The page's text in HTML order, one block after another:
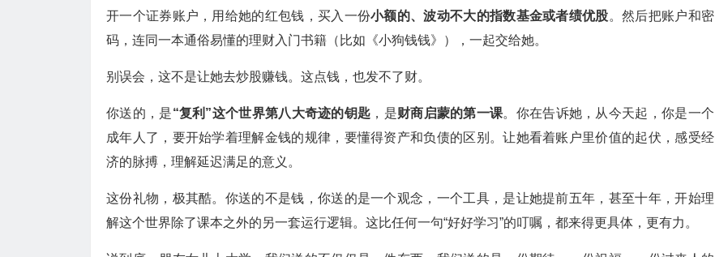
开一个证券账户，用给她的红包钱，买入一份小额的、波动不大的指数基金或者绩优股。然后把账户和密
码，连同一本通俗易懂的理财入门书籍（比如《小狗钱钱》），一起交给她。
别误会，这不是让她去炒股赚钱。这点钱，也发不了财。
你送的，是“复利”这个世界第八大奇迹的钥匙 ，是财商启蒙的第一课。你在告诉她，从今天起，你是一个
成年人了，要开始学着理解金钱的规律，要懂得资产和负债的区别。让她看着账户里价值的起伏，感受经
济的脉搏，理解延迟满足的意义。
这份礼物，极其酷。你送的不是钱，你送的是一个观念，一个工具，是让她提前五年，甚至十年，开始理
解这个世界除了课本之外的另一套运行逻辑。这比任何一句“好好学习”的叮嘱，都来得更具体，更有力。